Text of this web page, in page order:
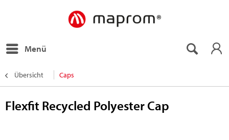
Menü
Übersicht Caps
Flexfit Recycled Polyester Cap